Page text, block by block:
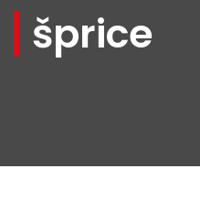
šprice